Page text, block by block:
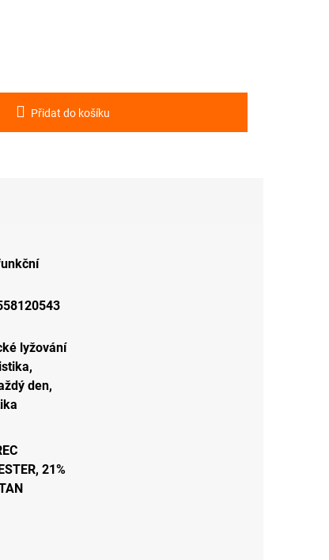
Přidat do košíku
lyžování
,
den,
21%